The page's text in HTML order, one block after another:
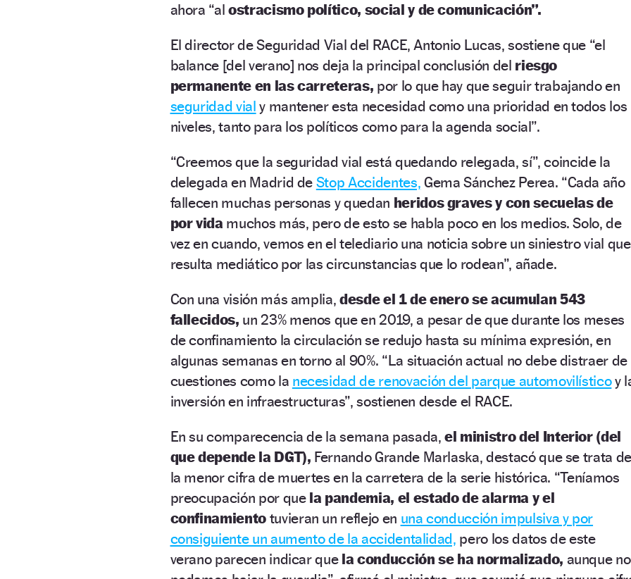
ahora “alostracismo político, social y de comunicación”.
El director de Seguridad Vial del RACE, Antonio Lucas, sostiene que “el
balance [del verano] nos deja la principal conclusión del riesgo
permanente en las carreteras, por lo que hay que seguir trabajando en
seguridad vial y mantener esta necesidad como una prioridad en todos los
niveles, tanto para los políticos como para la agenda social”.
“Creemos que la seguridad vial está quedando relegada, sí”, coincide la
delegada en Madrid de Stop Accidentes, Gema Sánchez Perea. “Cada año
fallecen muchas personas y quedan heridos graves y con secuelas de
por vida muchos más, pero de esto se habla poco en los medios. Solo, de
vez en cuando, vemos en el telediario una noticia sobre un siniestro vial que
resulta mediático por las circunstancias que lo rodean”, añade.
Con una visión más amplia,desde el 1 de enero se acumulan 543
fallecidos, un 23% menos que en 2019, a pesar de que durante los meses
de confinamiento la circulación se redujo hasta su mínima expresión, en
algunas semanas en torno al 90%. “La situación actual no debe distraer de
cuestiones como la necesidad de renovación del parque automovilísticoy
inversión en infraestructuras”, sostienen desde el RACE.
En su comparecencia de la semana pasada,el ministro del Interior (del
que depende la DGT), Fernando Grande Marlaska, destacó que se trata de
la menor cifra de muertes en la carretera de la serie histórica. “Teníamos
preocupación por que la pandemia, el estado de alarma y el
confinamientotuvieran un reflejo en una conducción impulsiva y por
consiguiente un aumento de la accidentalidad, pero los datos de este
verano parecen indicar que la conducción se ha normalizado, aunque no